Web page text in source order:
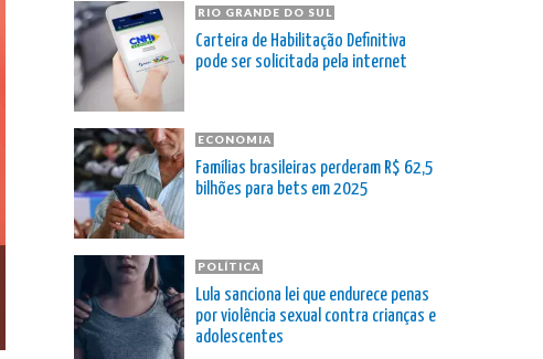
RIO GRANDE DO SUL
Carteira de Habilitação Definitiva
pode ser solicitada pela internet
ECONOMIA
Famílias brasileiras perderam R$ 62,5
bilhões para bets em 2025
POLÍTICA
Lula sanciona lei que endurece penas
por violência sexual contra crianças e
adolescentes